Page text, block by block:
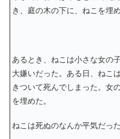
き、庭の木の下に、ねこを埋め
あるとき、ねこは小さな女の
大嫌いだった。ある日、ねこ
きついて死んでしまった。女
を埋めた。
ねこは死ぬのなんか平気だった